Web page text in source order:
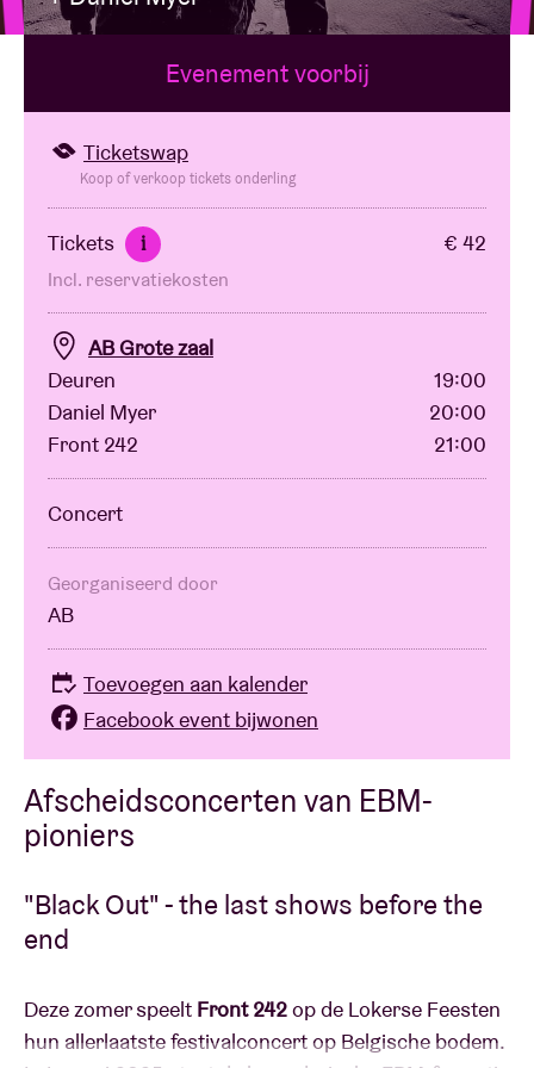
BRDCST
Concertcheque
Over AB
Contact
Afscheidsconcerten van EBM-
pioniers
"Black Out" - the last shows before the
end
Deze zomer speelt Front 242op de Lokerse Feesten
hun allerlaatste festivalconcert op Belgische bodem.
Evenement voorbij
Ticketswap
Koop of verkoop tickets onderling
Tickets i € 42
Incl. reservatiekosten
AB Grote zaal
Deuren
19:00
Daniel Myer
20:00
Front 242
21:00
Concert
Georganiseerd door
AB
Toevoegen aan kalender
Facebook event bijwonen